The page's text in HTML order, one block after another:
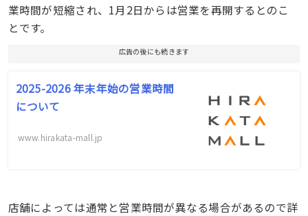
業時間が短縮され、1月2日からは営業を再開するとのこ
とです。
広告の後にも続きます
2025-2026 年末年始の営業時間
について
www.hirakata-mall.jp
店舗によっては通常と営業時間が異なる場合があるので詳